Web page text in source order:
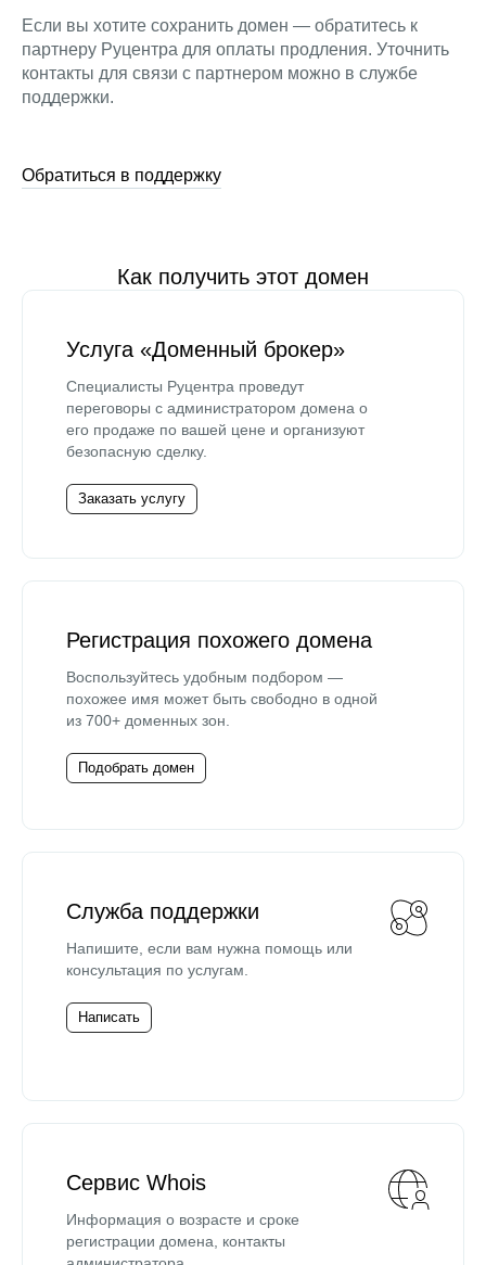
Если вы хотите сохранить домен — обратитесь к
партнеру Руцентра для оплаты продления. Уточнить
контакты для связи с партнером можно в службе
поддержки.
Обратиться в поддержку
Как получить этот домен
Услуга «Доменный брокер»
Специалисты Руцентра проведут
переговоры с администратором домена о
его продаже по вашей цене и организуют
безопасную сделку.
Заказать услугу
Регистрация похожего домена
Воспользуйтесь удобным подбором —
похожее имя может быть свободно в одной
из 700+ доменных зон.
Подобрать домен
Служба поддержки
Напишите, если вам нужна помощь или
консультация по услугам.
Написать
Сервис Whois
Информация о возрасте и сроке
регистрации домена, контакты